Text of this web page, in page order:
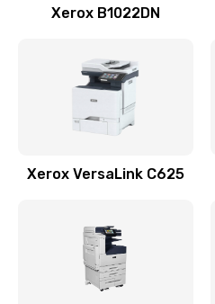
Xerox B1022DN
Xerox VersaLink C625